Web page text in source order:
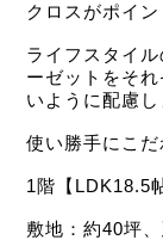
クロスがポイン
ライフスタイ
ーゼットをそ
いように配慮し
使い勝手にこだ
1階【LDK18.5
敷地：約40坪